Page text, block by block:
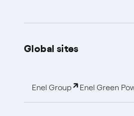
Global sites
Enel Group Enel Green